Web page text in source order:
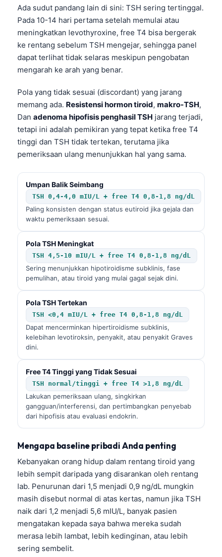
Ada sudut pandang lain di sini: TSH sering tertinggal.
Pada 10-14 hari pertama setelah memulai atau
meningkatkan levothyroxine, free T4 bisa bergerak
ke rentang sebelum TSH mengejar, sehingga panel
dapat terlihat tidak selaras meskipun pengobatan
mengarah ke arah yang benar.
Pola yang tidak sesuai (discordant) yang jarang
memang ada. Resistensi hormon tiroid, makro-TSH,
Dan adenoma hipofisis penghasil TSH jarang terjadi,
tetapi ini adalah pemikiran yang tepat ketika free T4
tinggi dan TSH tidak tertekan, terutama jika
pemeriksaan ulang menunjukkan hal yang sama.
Umpan Balik Seimbang
TSH 0,4-4,0 mIU/L + free T4 0,8-1,8 ng/dL
Paling konsisten dengan status eutiroid jika gejala dan
waktu pemeriksaan sesuai.
Pola TSH Meningkat
TSH 4,5-10 mIU/L + free T4 0,8-1,8 ng/dL
Sering menunjukkan hipotiroidisme subklinis, fase
pemulihan, atau tiroid yang mulai gagal sejak dini.
Pola TSH Tertekan
TSH <0,4 mIU/L + free T4 0,8-1,8 ng/dL
Dapat mencerminkan hipertiroidisme subklinis,
kelebihan levotiroksin, penyakit, atau penyakit Graves
dini.
Free T4 Tinggi yang Tidak Sesuai
TSH normal/tinggi + free T4 >1,8 ng/dL
Lakukan pemeriksaan ulang, singkirkan
gangguan/interferensi, dan pertimbangkan penyebab
dari hipofisis atau evaluasi endokrin.
Mengapa baseline pribadi Anda penting
Kebanyakan orang hidup dalam rentang tiroid yang
lebih sempit daripada yang disarankan oleh rentang
lab. Penurunan dari 1,5 menjadi 0,9 ng/dL mungkin
masih disebut normal di atas kertas, namun jika TSH
naik dari 1,2 menjadi 5,6 mIU/L, banyak pasien
mengatakan kepada saya bahwa mereka sudah
merasa lebih lambat, lebih kedinginan, atau lebih
sering sembelit.